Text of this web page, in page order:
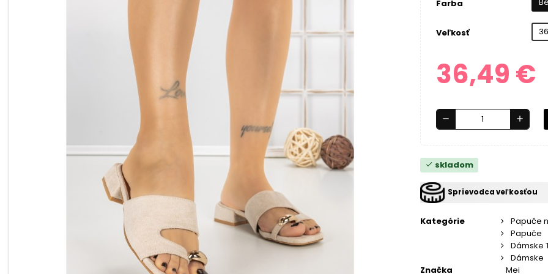
Farba
Veľkosť 36
36,49 €
remove add
check skladom
Sprievodca veľkosťou
Kategórie
Papuče
Papuče
Dámske
Dámske
Značka
Mei